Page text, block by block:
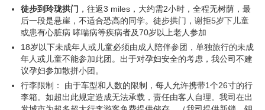
$37 $20 (5-12岁)
拉斯维加斯夜游 (自费)
不含摩天轮票，6人成团
$65 $65
徒步到玲珑拱门 ，往返3 miles，大约需2小时，全程无树荫，最
后一段是悬崖，不适合恐高的同学。徒步拱门，谢拒5岁下儿童
或患有心脏病 哮喘病等疾病者及70岁以上老人参加
18岁以下未成年人或儿童必须由成人陪伴参团，单独旅行的未成
年人或儿童不能参加此团。出于对孕妇安全的考虑，我公司不建
议孕妇参加散拼小团。
行李限制： 由于车型和人数的限制，每人允许携带1个26寸的行
李箱。如超出此规定造成无法承载，责任由客人自理。我司在出